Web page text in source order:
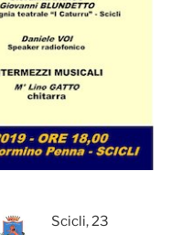
Scicli, 23